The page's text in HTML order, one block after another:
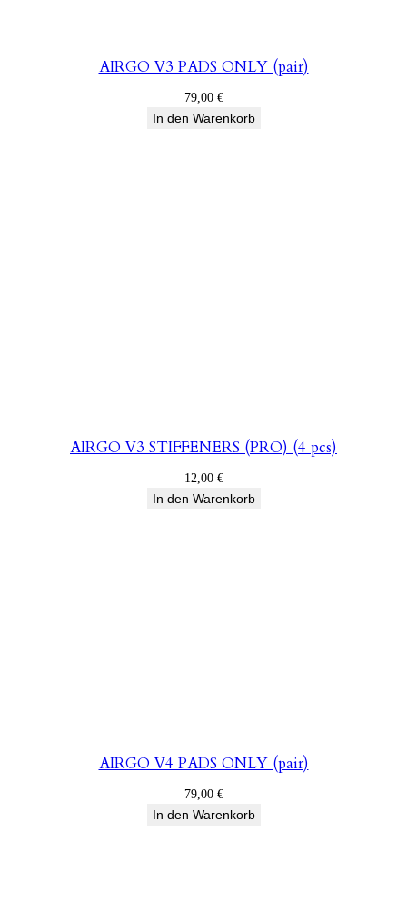
AIRGO V3 PADS ONLY (pair)
79,00 €
In den Warenkorb
AIRGO V3 STIFFENERS (PRO) (4 pcs)
12,00 €
In den Warenkorb
AIRGO V4 PADS ONLY (pair)
79,00 €
In den Warenkorb